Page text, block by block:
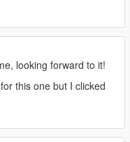
looking forward to it!
this one but I clicked